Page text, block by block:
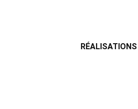
RÉALISATIONS